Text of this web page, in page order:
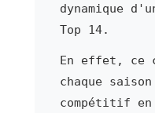
dynamique
Top 14.
En effet, ce
chaque
compétitif en